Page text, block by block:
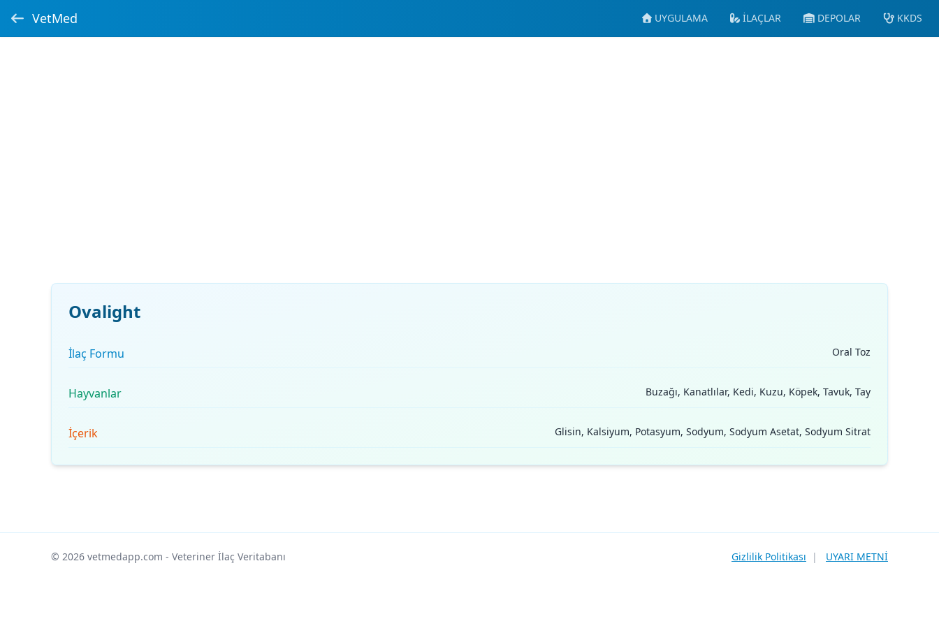
VetMed UYGULAMA İLAÇLAR DEPOLAR KKDS
Ovalight
İlaç Formu Oral Toz
Hayvanlar Buzağı, Kanatlılar, Kedi, Kuzu, Köpek, Tavuk, Tay
İçerik Glisin, Kalsiyum, Potasyum, Sodyum, Sodyum Asetat, Sodyum Sitrat
© 2026 vetmedapp.com - Veteriner İlaç Veritabanı Gizlilik Politikası | UYARI METNİ